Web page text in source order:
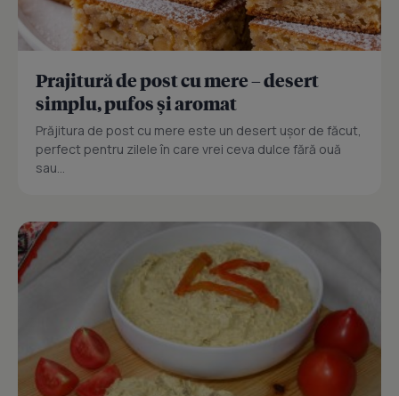
Prajitură de post cu mere – desert
simplu, pufos și aromat
Prăjitura de post cu mere este un desert ușor de făcut,
perfect pentru zilele în care vrei ceva dulce fără ouă
sau...